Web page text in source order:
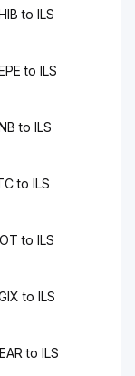
to ILS
to ILS
to ILS
to ILS
to ILS
to ILS
to ILS